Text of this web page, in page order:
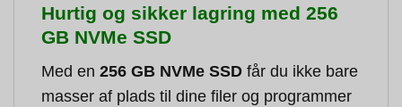
Hurtig og sikker lagring med 256
GB NVMe SSD
Med en 256 GB NVMe SSD får du ikke bare
masser af plads til dine filer og programmer